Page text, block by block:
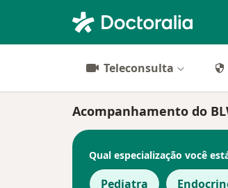
Teleconsulta
Acompanhamento do
Qual especialização você
Pediatra